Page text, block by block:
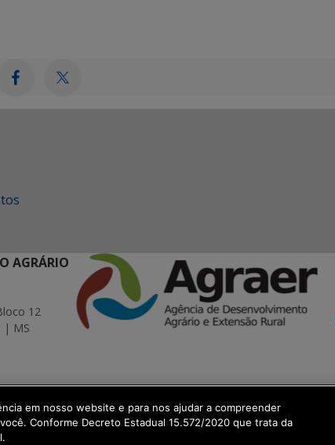
AGRÁRIO
12
| MS
de Transformação Digital
em nosso website e para nos ajudar a compreender
Conforme Decreto Estadual 15.572/2020 que trata da